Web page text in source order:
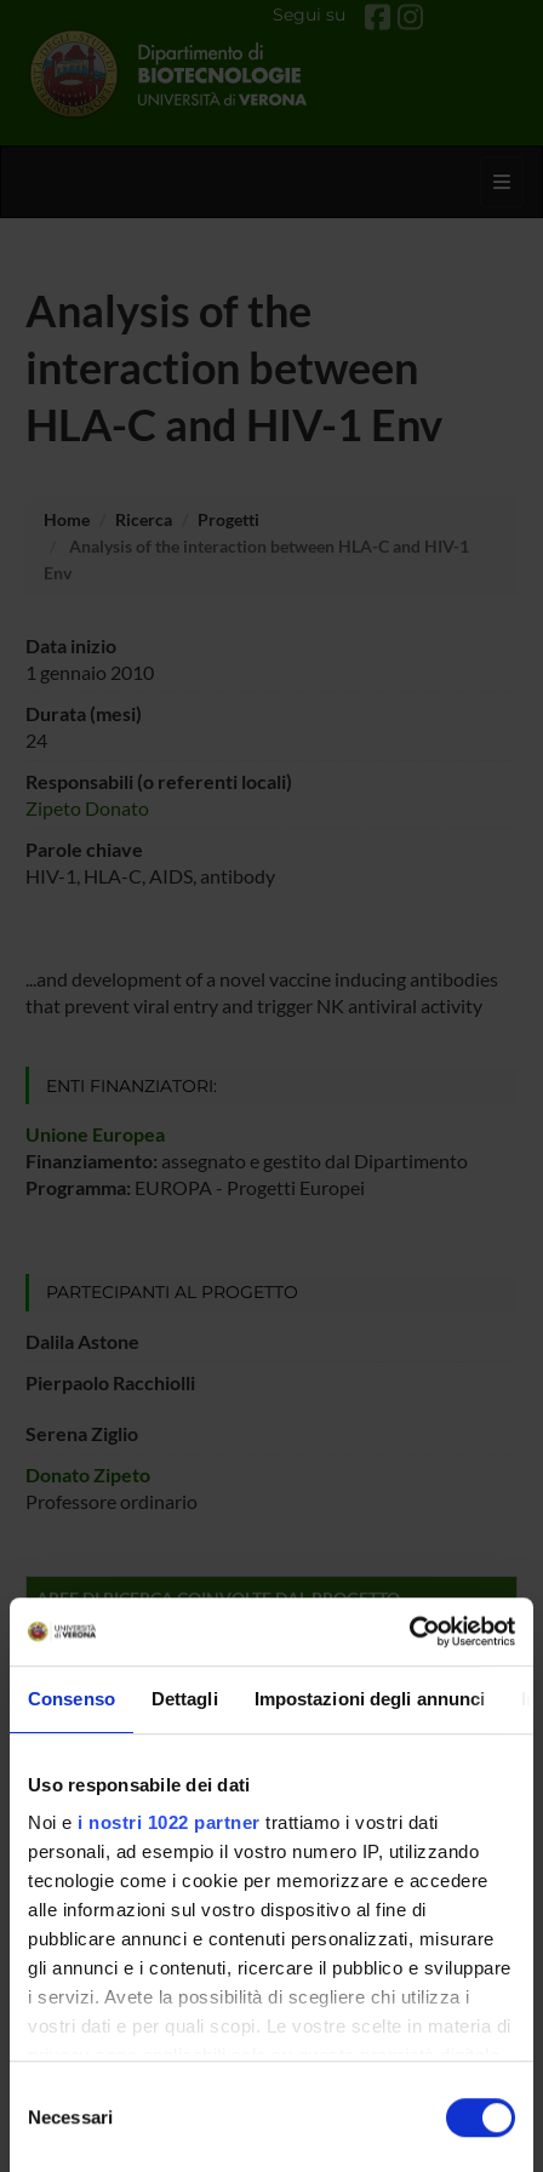
Consenso Dettagli Impostazioni degli annunci
Uso responsabile dei dati
Noi e i nostri 1022 partner trattiamo i vostri dati
personali, ad esempio il vostro numero IP, utilizzando
tecnologie come i cookie per memorizzare e accedere
alle informazioni sul vostro dispositivo al fine di
pubblicare annunci e contenuti personalizzati, misurare
gli annunci e i contenuti, ricercare il pubblico e sviluppare
i servizi. Avete la possibilità di scegliere chi utilizza i
vostri dati e per quali scopi. Le vostre scelte in materia di
modificare o revocare il proprio consenso in qualsiasi
momento dalla Dichiarazione sui cookie o facendo clic
delNecessari
Segui su
Analysis of the
interaction between
HLA-C and HIV-1 Env
Home Ricerca
Progetti
Analysis of the interaction between HLA-C and HIV-1
Env
Data inizio
1 gennaio 2010
Durata (mesi)
24
Responsabili (o referenti locali)
Zipeto Donato
Parole chiave
HIV-1, HLA-C, AIDS, antibody
...and development of a novel vaccine inducing antibodies
that prevent viral entry and trigger NK antiviral activity
ENTI FINANZIATORI:
Unione Europea
Finanziamento: assegnato e gestito dal Dipartimento
Programma: EUROPA - Progetti Europei
PARTECIPANTI AL PROGETTO
Dalila Astone
Pierpaolo Racchiolli
Serena Ziglio
Donato Zipeto
Professore ordinario
AREE DI RICERCA COINVOLTE DAL PROGETTO
Proteomica strutturale, funzionale e di espressione
Biochemistry & Molecular Biology (DBT)
Biochimica e Biologia Molecolare
Biochemistry & Molecular Biology (DBT) (DBT)
Proteomica strutturale, funzionale e di espressione
Biochemistry & Molecular Biology (DM) (DM)
Biochimica e Biologia Molecolare
Biochemistry & Molecular Biology (DM) (DM)
Proteomica strutturale, funzionale e di espressione
Biochemistry & Molecular Biology (DNBM) (DNBM)
Biochimica e Biologia Molecolare
Biochemistry & Molecular Biology (DNBM) (DNBM)
Biochemistry & Molecular Biology (DSVR) (DSVR)